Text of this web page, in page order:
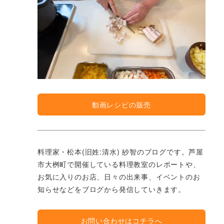
動画レシピの販売
料理家・松本(旧姓:清水) 紗智のブログです。芦屋
市大桝町で開催している料理教室のレポートや、
お気に入りのお店、日々の出来事、イベントのお
知らせなどをブログから発信していきます。
お問い合わせはコチラへ